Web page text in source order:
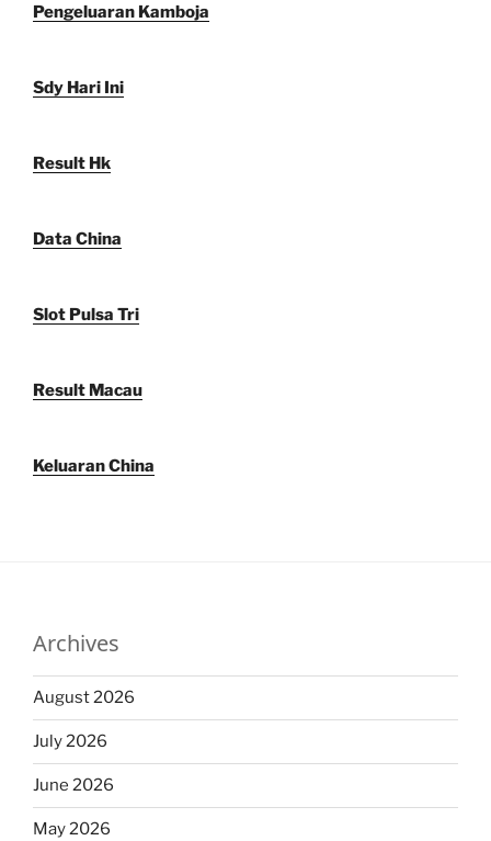
Pengeluaran Kamboja
Sdy Hari Ini
Result Hk
Data China
Slot Pulsa Tri
Result Macau
Keluaran China
Archives
August 2026
July 2026
June 2026
May 2026